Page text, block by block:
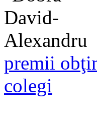
premii
colegi